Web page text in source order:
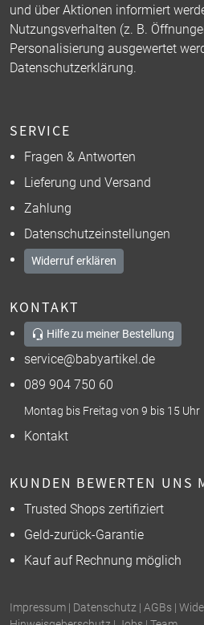
und über Aktionen informiert
Nutzungsverhalten (z. B.
Personalisierung ausgewertet
Datenschutzerklärung.
SERVICE
Fragen & Antworten
Lieferung und Versand
Zahlung
Datenschutzeinstellungen
Widerruf erklären
KONTAKT
Hilfe zu meiner Bestellung
service@babyartikel.de
089 904 750 60
Montag bis Freitag von 9 bis 15 Uhr
Kontakt
KUNDEN BEWERTEN UNS
Trusted Shops zertifiziert
Geld-zurück-Garantie
Kauf auf Rechnung möglich
Impressum | Datenschutz | AGBs |